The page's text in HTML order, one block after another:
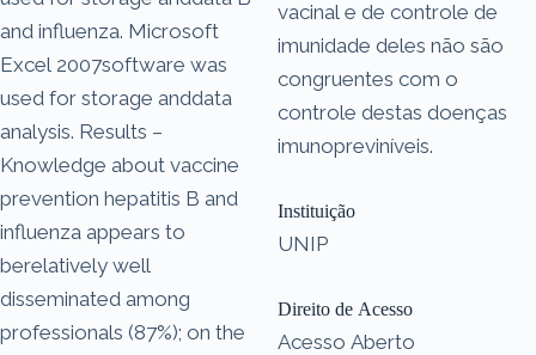
and influenza. Microsoft
Excel 2007software was
used for storage anddata
analysis. Results –
Knowledge about vaccine
prevention hepatitis B and
influenza appears to
berelatively well
disseminated among
professionals (87%); on the
vacinal e de controle de
imunidade deles não são
congruentes com o
controle destas doenças
imunopreviníveis.
Instituição
UNIP
Direito de Acesso
Acesso Aberto